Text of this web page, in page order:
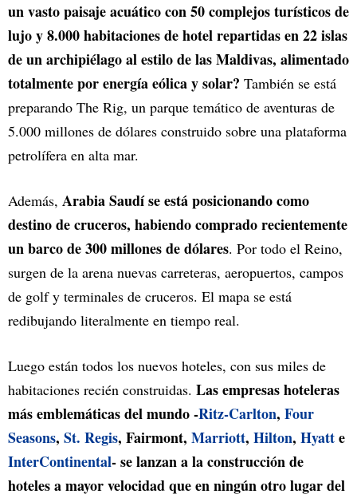
un vasto paisaje acuático con 50 complejos turísticos de
lujo y 8.000 habitaciones de hotel repartidas en 22 islas
de un archipiélago al estilo de las Maldivas, alimentado
totalmente por energía eólica y solar? También se está
preparando The Rig, un parque temático de aventuras de
5.000 millones de dólares construido sobre una plataforma
petrolífera en alta mar.
Además, Arabia Saudí se está posicionando como
destino de cruceros, habiendo comprado recientemente
un barco de 300 millones de dólares. Por todo el Reino,
surgen de la arena nuevas carreteras, aeropuertos, campos
de golf y terminales de cruceros. El mapa se está
redibujando literalmente en tiempo real.
Luego están todos los nuevos hoteles, con sus miles de
habitaciones recién construidas. Las empresas hoteleras
más emblemáticas del mundo -Ritz-Carlton, Four
Seasons, St. Regis, Fairmont, Marriott, Hilton, Hyatte
InterContinental- se lanzan a la construcción de
hoteles a mayor velocidad que en ningún otro lugar del